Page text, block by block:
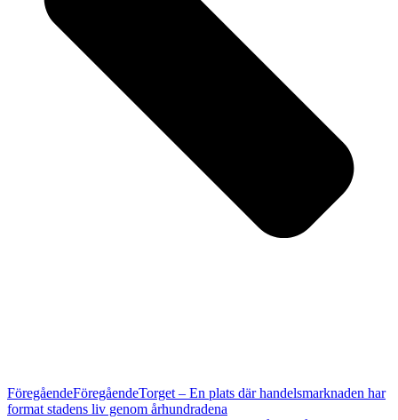
FöregåendeFöregåendeTorget – En plats där handelsmarknaden har
format stadens liv genom århundradena